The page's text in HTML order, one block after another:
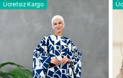
Ücretsiz Kargo